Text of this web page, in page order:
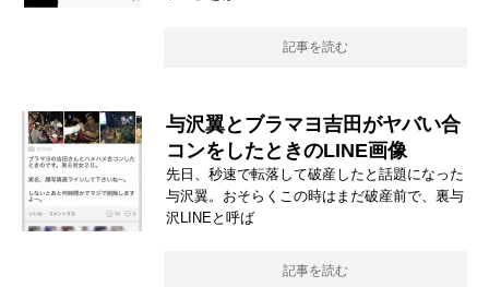
記事を読む
与沢翼とブラマヨ吉田がヤバい合
コンをしたときのLINE画像
先日、秒速で転落して破産したと話題になった
与沢翼。おそらくこの時はまだ破産前で、裏与
沢LINEと呼ば
記事を読む